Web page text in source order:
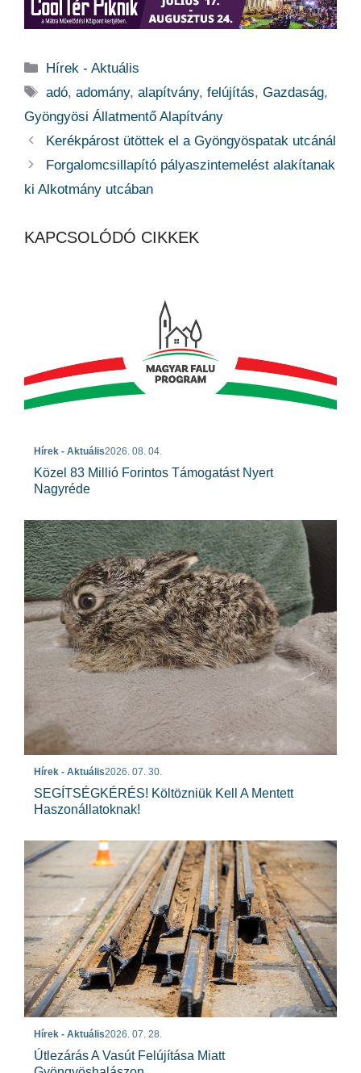
Kategória
Hírek - Aktuális
Címkék
adó,adomány,alapítvány,felújítás,Gazdaság,
Gyöngyösi Állatmentő Alapítvány
Kerékpárost ütöttek el a Gyöngyöspatak utcánál
Forgalomcsillapító pályaszintemelést alakítanak
ki Alkotmány utcában
KAPCSOLÓDÓ CIKKEK
Hírek - Aktuális2026. 08. 04.
Közel 83 Millió Forintos Támogatást Nyert
Nagyréde
Hírek - Aktuális2026. 07. 30.
SEGÍTSÉGKÉRÉS! Költözniük Kell A Mentett
Haszonállatoknak!
Hírek - Aktuális2026. 07. 28.
Útlezárás A Vasút Felújítása Miatt